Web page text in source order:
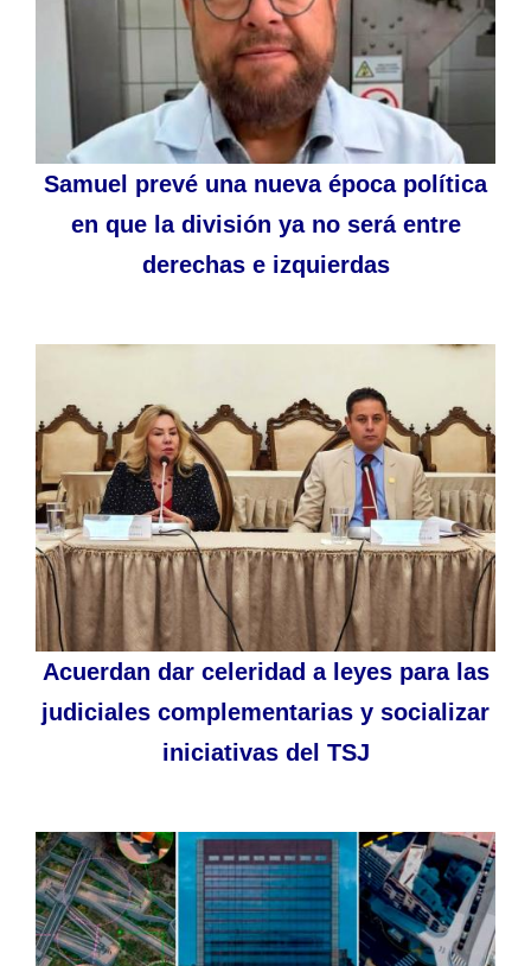
Samuel prevé una nueva época política
en que la división ya no será entre
derechas e izquierdas
Acuerdan dar celeridad a leyes para las
judiciales complementarias y socializar
iniciativas del TSJ